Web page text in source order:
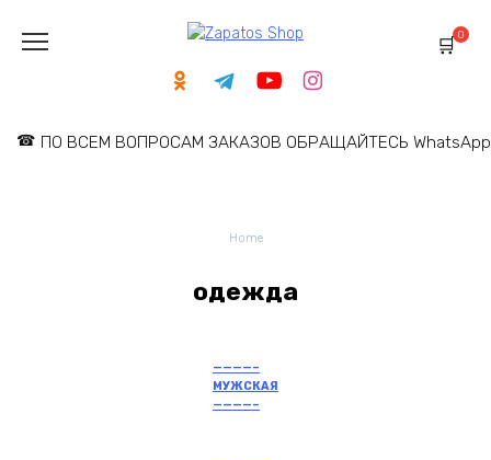
content
ПО ВСЕМ ВОПРОСАМ ЗАКАЗОВ ОБРАЩАЙТЕСЬ
0
Home
одежда
————–
МУЖСКАЯ
————–